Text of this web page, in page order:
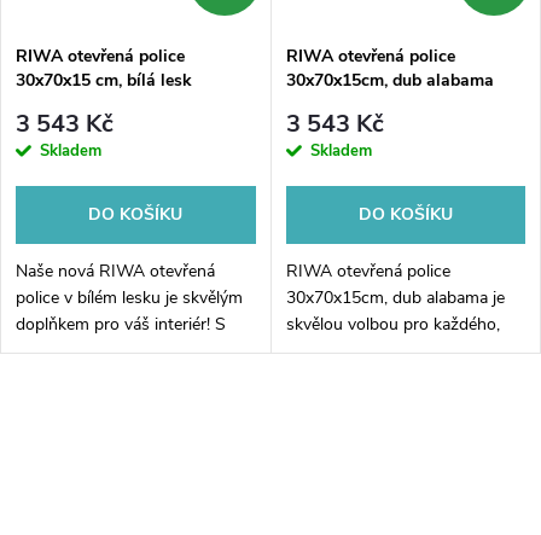
RIWA otevřená police
30x70x15 cm, bílá lesk
3 543 Kč
Skladem
DO KOŠÍKU
Naše nová RIWA otevřená
police v bílém lesku je skvělým
doplňkem pro váš interiér! S
rozměry 30x70x15 cm vám
RIWA otevřená police
30x70x15cm, dub alabama
3 543 Kč
Skladem
DO KOŠÍKU
RIWA otevřená police
30x70x15cm, dub alabama je
skvělou volbou pro každého,
kdo hledá praktický a moderní